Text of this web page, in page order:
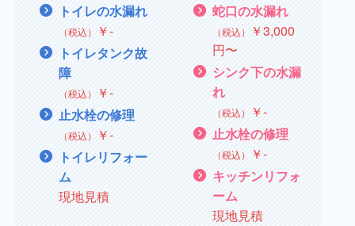
トイレの水漏れ
（税込） ￥‐
トイレタンク故
障
（税込） ￥‐
止水栓の修理
（税込） ￥‐
トイレリフォー
ム
現地見積
蛇口の水漏れ
（税込） ￥3,000
円〜
シンク下の水漏
れ
（税込） ￥‐
止水栓の修理
（税込） ￥‐
キッチンリフォ
ーム
現地見積